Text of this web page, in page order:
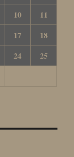
10
11
17
18
24
25